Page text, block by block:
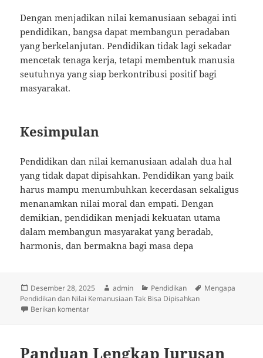
Dengan menjadikan nilai kemanusiaan sebagai inti
pendidikan, bangsa dapat membangun peradaban
yang berkelanjutan. Pendidikan tidak lagi sekadar
mencetak tenaga kerja, tetapi membentuk manusia
seutuhnya yang siap berkontribusi positif bagi
masyarakat.
Kesimpulan
Pendidikan dan nilai kemanusiaan adalah dua hal
yang tidak dapat dipisahkan. Pendidikan yang baik
harus mampu menumbuhkan kecerdasan sekaligus
menanamkan nilai moral dan empati. Dengan
demikian, pendidikan menjadi kekuatan utama
dalam membangun masyarakat yang beradab,
harmonis, dan bermakna bagi masa depa
Diposkan
pada
Desember 28, 2025 Penulis
admin Kategori
Pendidikan Tag
Mengapa
Pendidikan dan Nilai Kemanusiaan Tak Bisa Dipisahkan
Berikan komentaruntuk Mengapa Pendidikan dan Nilai Kemanusiaan
Panduan Lengkap Jurusan